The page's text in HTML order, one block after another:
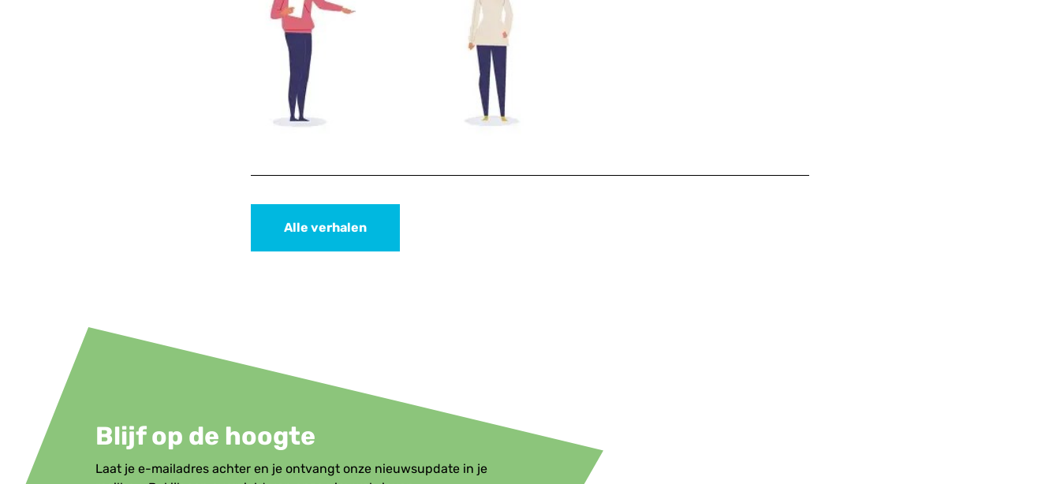
Alle verhalen
Blijf op de hoogte
Laat je e-mailadres achter en je ontvangt onze nieuwsupdate in je